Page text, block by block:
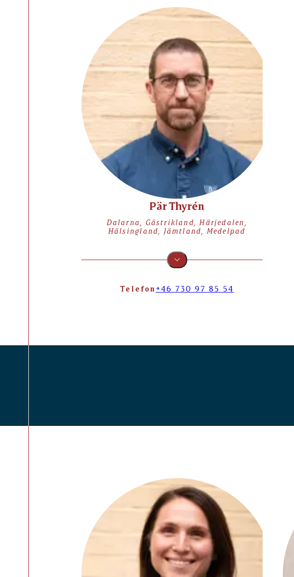
Pär Thyrén
Dalarna, Gästrikland, Härjedalen,
Hälsingland, Jämtland, Medelpad
Telefon +46 730 97 85 54